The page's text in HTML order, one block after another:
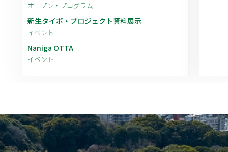
オープン・プログラム
新生タイポ・プロジェクト資料展示
イベント
Naniga OTTA
イベント